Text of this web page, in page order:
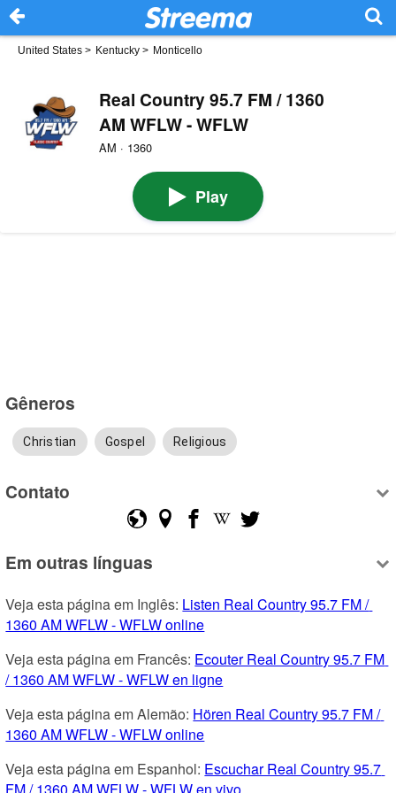
United States > Kentucky > Monticello
Real Country 95.7 FM / 1360
AM WFLW - WFLW
AM · 1360
Play
Gêneros
Christian Gospel Religious
Contato
Em outras línguas
Veja esta página em Inglês: Listen Real Country 95.7 FM /
1360 AM WFLW - WFLW online
Veja esta página em Francês: Ecouter Real Country 95.7 FM
/ 1360 AM WFLW - WFLW en ligne
Veja esta página em Alemão: Hören Real Country 95.7 FM /
1360 AM WFLW - WFLW online
Veja esta página em Espanhol: Escuchar Real Country 95.7
FM / 1360 AM WFLW - WFLW en vivo